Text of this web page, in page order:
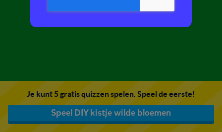
Je kunt 5 gratis quizzen spelen. Speel de eerste!
Speel DIY kistje wilde bloemen